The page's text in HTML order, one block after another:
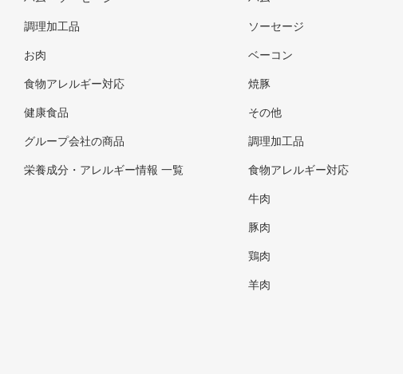
調理加工品
お肉
食物アレルギー対応
健康食品
グループ会社の商品
栄養成分・アレルギー情報 一覧
ソーセージ
ベーコン
焼豚
その他
調理加工品
食物アレルギー対応
牛肉
豚肉
鶏肉
羊肉